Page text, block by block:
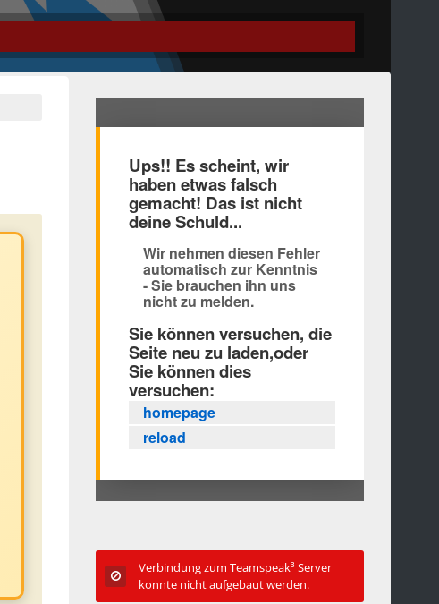
Verbindung zum Teamspeak³ Server
konnte nicht aufgebaut werden.